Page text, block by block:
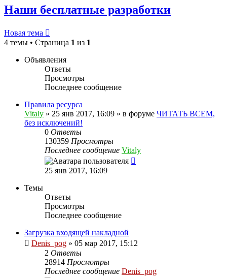
Наши бесплатные разработки
Новая тема
4 темы • Страница 1 из 1
Объявления
Ответы
Просмотры
Последнее сообщение
Правила ресурса
Vitaly » 25 янв 2017, 16:09 » в форуме ЧИТАТЬ ВСЕМ,
без исключений!
0 Ответы
130359 Просмотры
Последнее сообщение Vitaly
25 янв 2017, 16:09
Темы
Ответы
Просмотры
Последнее сообщение
Загрузка входящей накладной
Denis_pog » 05 мар 2017, 15:12
2 Ответы
28914 Просмотры
Последнее сообщение Denis_pog